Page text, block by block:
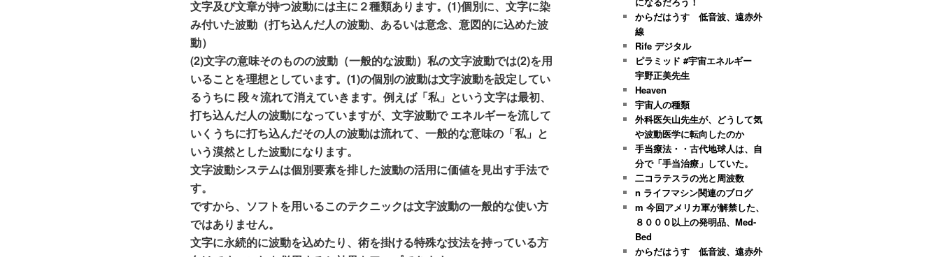
文字及び文章が持つ波動には主に２種類あります。(1)個別に、文字に染
み付いた波動（打ち込んだ人の波動、あるいは意念、意図的に込めた波
動）
(2)文字の意味そのものの波動（一般的な波動）私の文字波動では(2)を用
いることを理想としています。(1)の個別の波動は文字波動を設定してい
るうちに 段々流れて消えていきます。例えば「私」という文字は最初、
打ち込んだ人の波動になっていますが、文字波動で エネルギーを流して
いくうちに打ち込んだその人の波動は流れて、一般的な意味の「私」と
いう漠然とした波動になります。
文字波動システムは個別要素を排した波動の活用に価値を見出す手法で
す。
ですから、ソフトを用いるこのテクニックは文字波動の一般的な使い方
ではありません。
文字に永続的に波動を込めたり、術を掛ける特殊な技法を持っている方
からだはうす 低音波、遠赤外
線
Rife デジタル
ピラミッド #宇宙エネルギー
宇野正美先生
Heaven
宇宙人の種類
外科医矢山先生が、どうして気
や波動医学に転向したのか
手当療法・・古代地球人は、自
分で「手当治療」していた。
二コラテスラの光と周波数
n ライフマシン関連のブログ
m 今回アメリカ軍が解禁した、
８０００以上の発明品、Med-
Bed
からだはうす 低音波、遠赤外